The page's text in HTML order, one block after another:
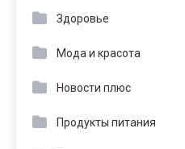
Здоровье
Мода и красота
Новости плюс
Продукты питания